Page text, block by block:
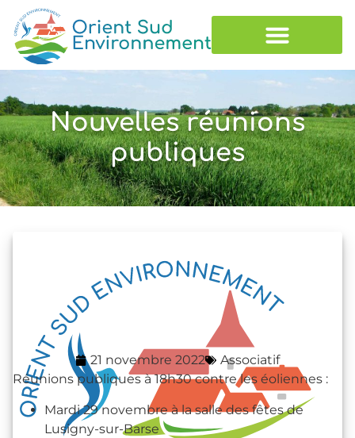
Nouvelles réunions
publiques
21 novembre 2022
Associatif
Réunions publiques à 18h30 contre les éoliennes :
Mardi 29 novembre à la salle des fêtes de
Lusigny-sur-Barse